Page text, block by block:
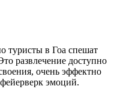
туристы в Гоа спешат
развлечение доступно
очень эффектно
эмоций.